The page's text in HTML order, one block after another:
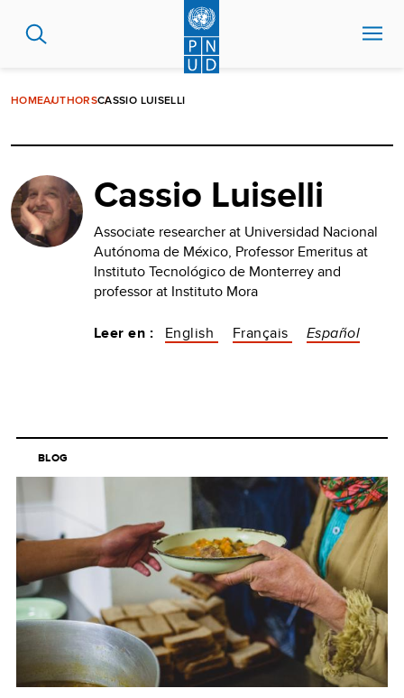
contenido
HOMEAUTHORSCASSIO LUISELLI
Cassio Luiselli
Associate researcher at Universidad Nacional
Autónoma de México, Professor Emeritus at
Instituto Tecnológico de Monterrey and
professor at Instituto Mora
Leer en :
English Français Español
BLOG